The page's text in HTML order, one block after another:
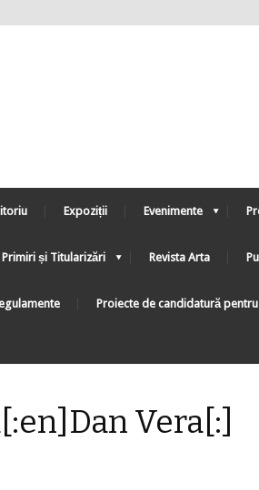
Expoziții Evenimente
Primiri și Titularizări Revista Arta
Proiecte de candidatură
Vera[:]